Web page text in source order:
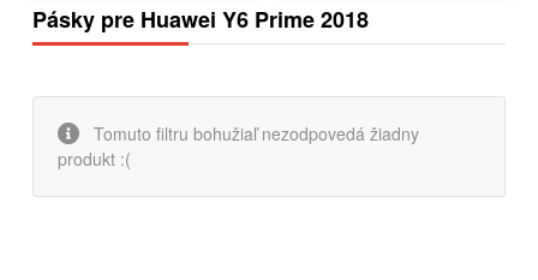
Pásky pre Huawei Y6 Prime 2018
Tomuto filtru bohužiaľ nezodpovedá žiadny
produkt :(